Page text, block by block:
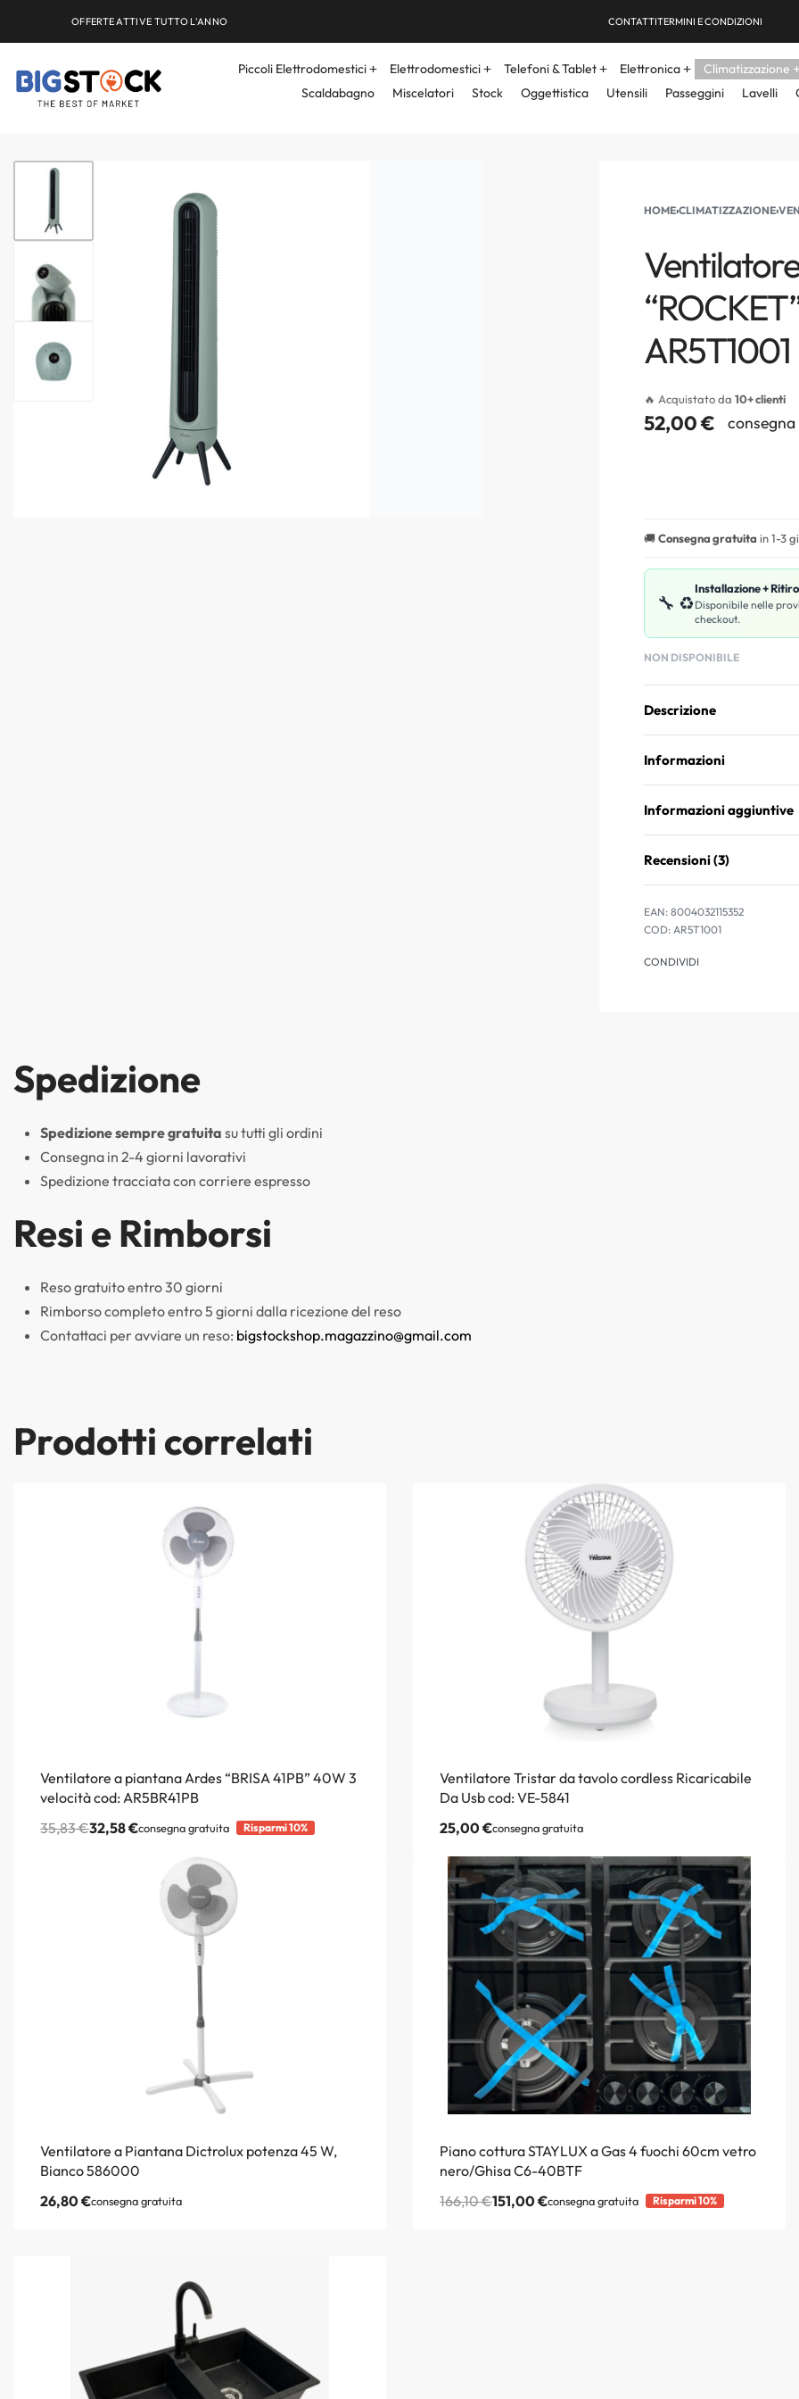
OFFERTE ATTIVE TUTTO L'ANNO CONTATTITERMINI E CONDIZIONI
Piccoli Elettrodomestici Elettrodomestici Telefoni & Tablet Elettronica Climatizzazione
Scaldabagno
Miscelatori Stock Oggettistica Utensili Passeggini Lavelli
HOME›CLIMATIZZAZIONE›
AR5T1001
🔥 Acquistato da 10+ clienti
52,00€
🚚Consegna gratuita in 1-3
🔧 ♻️
Installazione +
Disponibile nelle
checkout.
NON DISPONIBILE
Descrizione
Informazioni
Informazioni aggiuntive
Recensioni (3)
EAN: 8004032115352
AR5T1001
CONDIVIDI
Spedizione
Spedizione sempre gratuita su tutti gli ordini
Consegna in 2-4 giorni lavorativi
Spedizione tracciata con corriere espresso
Resi e Rimborsi
Reso gratuito entro 30 giorni
Rimborso completo entro 5 giorni dalla ricezione del reso
Contattaci per avviare un reso: bigstockshop.magazzino@gmail.com
Prodotti correlati
Ventilatore a piantana Ardes “BRISA 41PB” 40W 3
velocità cod: AR5BR41PB
35,83€32,58€consegna gratuita Risparmi 10%
Ventilatore Tristar da tavolo cordless Ricaricabile
Da Usb cod: VE-5841
25,00€consegna gratuita
Ventilatore a Piantana Dictrolux potenza 45 W,
Bianco 586000
26,80€consegna gratuita
Piano cottura STAYLUX a Gas 4 fuochi 60cm vetro
nero/Ghisa C6-40BTF
166,10€151,00€consegna gratuita Risparmi 10%